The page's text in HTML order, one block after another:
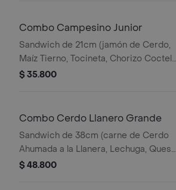
Combo Campesino Junior
Sandwich de 21cm (jamón de Cerdo,
Maíz Tierno, Tocineta, Chorizo Coctel,
Lechuga, Queso Mozzarella y Salsa de
$ 35.800
Combo Cerdo Llanero Grande
Sandwich de 38cm (carne de Cerdo
Ahumada a la Llanera, Lechuga, Queso
Mozzarella y Salsa de Ajo) Papa
$ 48.800